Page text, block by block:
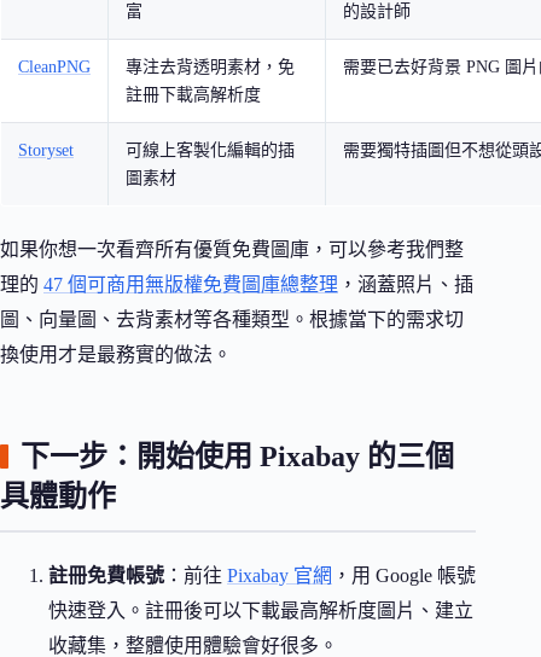
富
的設計師
CleanPNG
專注去背透明素材，免
註冊下載高解析度
需要已去好背景 PNG 圖
Storyset
可線上客製化編輯的插
圖素材
需要獨特插圖但不想從頭
如果你想一次看齊所有優質免費圖庫，可以參考我們整
理的 47 個可商用無版權免費圖庫總整理 ，涵蓋照片、插
圖、向量圖、去背素材等各種類型。根據當下的需求切
換使用才是最務實的做法。
下一步：開始使用 Pixabay 的三個
具體動作
註冊免費帳號：前往 Pixabay 官網 ，用 Google 帳號
快速登入。註冊後可以下載最高解析度圖片、建立
收藏集，整體使用體驗會好很多。